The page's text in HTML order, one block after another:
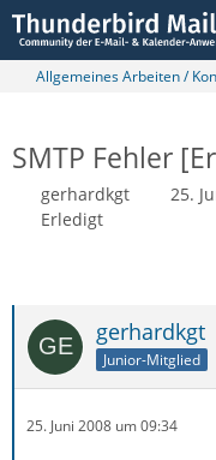
Allgemeines Arbeiten /
SMTP Fehler
gerhardkgt 25.
Erledigt
gerhardkgt
Junior-Mitglied
25. Juni 2008 um 09:34